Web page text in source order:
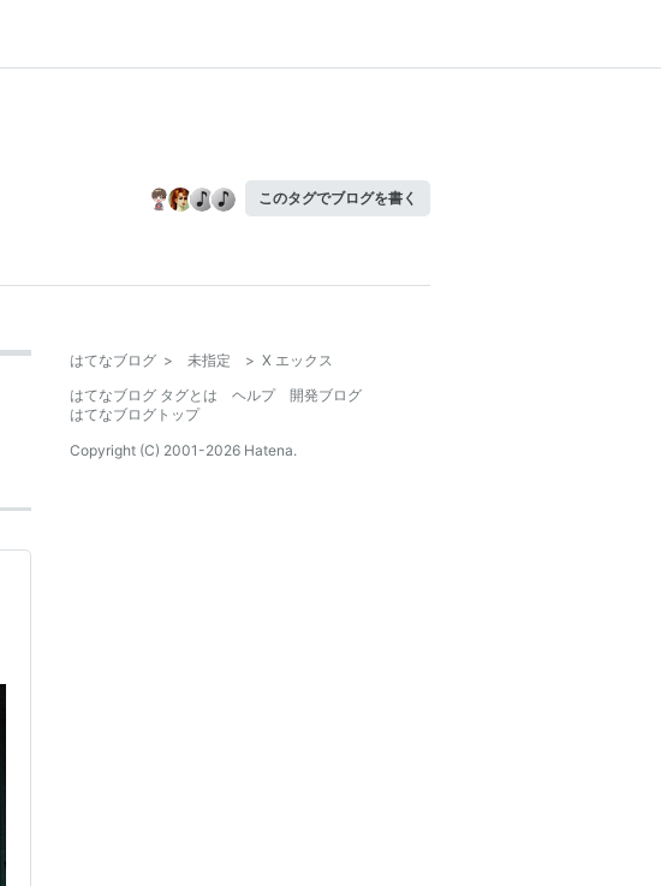
このタグでブログを書く
はてなブログ > 未指定 > X エックス
はてなブログ タグとは
ヘルプ
開発ブログ
はてなブログトップ
Copyright (C) 2001-2026 Hatena.